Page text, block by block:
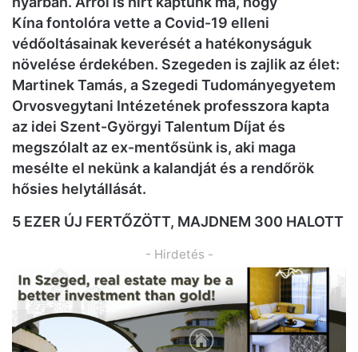
Kína fontolóra vette a Covid-19 elleni
védőoltásainak keverését a hatékonyságuk
növelése érdekében. Szegeden is zajlik az élet:
Martinek Tamás, a Szegedi Tudományegyetem
Orvosvegytani Intézetének professzora kapta
az idei Szent-Györgyi Talentum Díjat és
megszólalt az ex-mentősünk is, aki maga
mesélte el nekünk a kalandját és a rendőrök
hősies helytállását.
5 EZER ÚJ FERTŐZÖTT, MAJDNEM 300 HALOTT
- Hirdetés -